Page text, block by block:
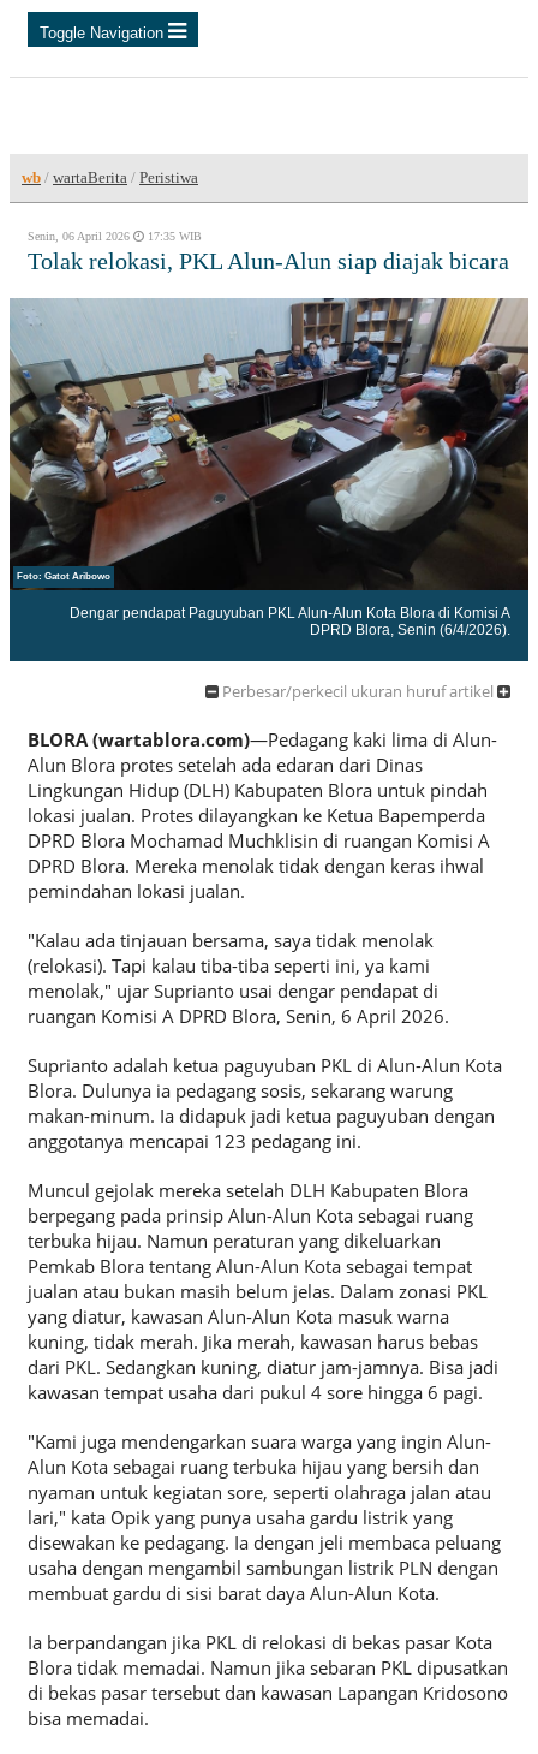
Toggle Navigation
wb / wartaBerita / Peristiwa
Senin, 06 April 2026 17:35 WIB
Tolak relokasi, PKL Alun-Alun siap diajak bicara
Foto: Gatot Aribowo
Dengar pendapat Paguyuban PKL Alun-Alun Kota Blora di Komisi A
DPRD Blora, Senin (6/4/2026).
Perbesar/perkecil ukuran huruf artikel
BLORA (wartablora.com)—Pedagang kaki lima di Alun-
Alun Blora protes setelah ada edaran dari Dinas
Lingkungan Hidup (DLH) Kabupaten Blora untuk pindah
lokasi jualan. Protes dilayangkan ke Ketua Bapemperda
DPRD Blora Mochamad Muchklisin di ruangan Komisi A
DPRD Blora. Mereka menolak tidak dengan keras ihwal
pemindahan lokasi jualan.
"Kalau ada tinjauan bersama, saya tidak menolak
(relokasi). Tapi kalau tiba-tiba seperti ini, ya kami
menolak," ujar Suprianto usai dengar pendapat di
ruangan Komisi A DPRD Blora, Senin, 6 April 2026.
Suprianto adalah ketua paguyuban PKL di Alun-Alun Kota
Blora. Dulunya ia pedagang sosis, sekarang warung
makan-minum. Ia didapuk jadi ketua paguyuban dengan
anggotanya mencapai 123 pedagang ini.
Muncul gejolak mereka setelah DLH Kabupaten Blora
berpegang pada prinsip Alun-Alun Kota sebagai ruang
terbuka hijau. Namun peraturan yang dikeluarkan
Pemkab Blora tentang Alun-Alun Kota sebagai tempat
jualan atau bukan masih belum jelas. Dalam zonasi PKL
yang diatur, kawasan Alun-Alun Kota masuk warna
kuning, tidak merah. Jika merah, kawasan harus bebas
dari PKL. Sedangkan kuning, diatur jam-jamnya. Bisa jadi
kawasan tempat usaha dari pukul 4 sore hingga 6 pagi.
"Kami juga mendengarkan suara warga yang ingin Alun-
Alun Kota sebagai ruang terbuka hijau yang bersih dan
nyaman untuk kegiatan sore, seperti olahraga jalan atau
lari," kata Opik yang punya usaha gardu listrik yang
disewakan ke pedagang. Ia dengan jeli membaca peluang
usaha dengan mengambil sambungan listrik PLN dengan
membuat gardu di sisi barat daya Alun-Alun Kota.
Ia berpandangan jika PKL di relokasi di bekas pasar Kota
Blora tidak memadai. Namun jika sebaran PKL dipusatkan
di bekas pasar tersebut dan kawasan Lapangan Kridosono
bisa memadai.